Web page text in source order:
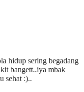
hidup sering begadang
bangett..iya mbak
sehat :)..